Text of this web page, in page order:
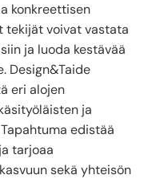
konkreettisen
tekijät voivat vastata
ja luoda kestävää
Design&Taide
eri alojen
ja
edistää
tarjoaa
sekä yhteisön